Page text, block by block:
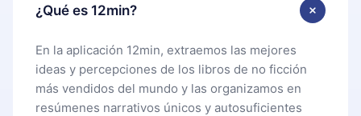
¿Qué es 12min?
En la aplicación 12min, extraemos las mejores
ideas y percepciones de los libros de no ficción
más vendidos del mundo y las organizamos en
resúmenes narrativos únicos y autosuficientes